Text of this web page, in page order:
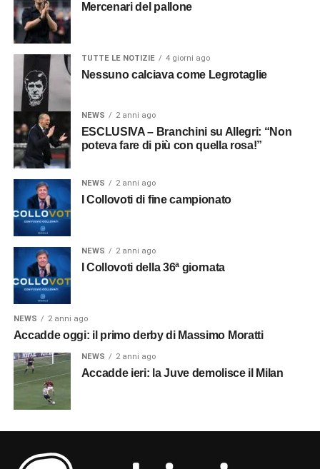
Mercenari del pallone
TUTTE LE NOTIZIE 4 giorni ago
Nessuno calciava come Legrotaglie
NEWS 2 anni ago
ESCLUSIVA – Branchini su Allegri: “Non
poteva fare di più con quella rosa!”
NEWS 2 anni ago
I Collovoti di fine campionato
NEWS 2 anni ago
I Collovoti della 36ª giornata
NEWS 2 anni ago
Accadde oggi: il primo derby di Massimo Moratti
NEWS 2 anni ago
Accadde ieri: la Juve demolisce il Milan